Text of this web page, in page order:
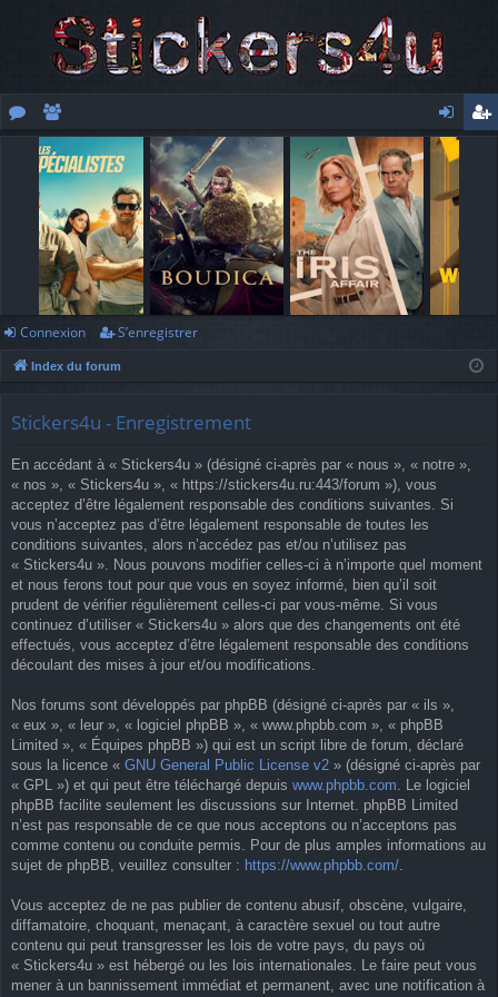
e
m
br
es
o
n
ne
xi
Connexion S’enregistrer
Index du forum
Stickers4u - Enregistrement
En accédant à « Stickers4u » (désigné ci-après par « nous », « notre »,
« nos », « Stickers4u », « https://stickers4u.ru:443/forum »), vous
acceptez d’être légalement responsable des conditions suivantes. Si
vous n’acceptez pas d’être légalement responsable de toutes les
conditions suivantes, alors n’accédez pas et/ou n’utilisez pas
« Stickers4u ». Nous pouvons modifier celles-ci à n’importe quel moment
et nous ferons tout pour que vous en soyez informé, bien qu’il soit
prudent de vérifier régulièrement celles-ci par vous-même. Si vous
continuez d’utiliser « Stickers4u » alors que des changements ont été
effectués, vous acceptez d’être légalement responsable des conditions
découlant des mises à jour et/ou modifications.
Nos forums sont développés par phpBB (désigné ci-après par « ils »,
« eux », « leur », « logiciel phpBB », « www.phpbb.com », « phpBB
Limited », « Équipes phpBB ») qui est un script libre de forum, déclaré
sous la licence « GNU General Public License v2 » (désigné ci-après par
« GPL ») et qui peut être téléchargé depuis www.phpbb.com . Le logiciel
phpBB facilite seulement les discussions sur Internet. phpBB Limited
n’est pas responsable de ce que nous acceptons ou n’acceptons pas
comme contenu ou conduite permis. Pour de plus amples informations au
sujet de phpBB, veuillez consulter : https://www.phpbb.com/
Vous acceptez de ne pas publier de contenu abusif, obscène, vulgaire,
diffamatoire, choquant, menaçant, à caractère sexuel ou tout autre
contenu qui peut transgresser les lois de votre pays, du pays où
« Stickers4u » est hébergé ou les lois internationales. Le faire peut vous
mener à un bannissement immédiat et permanent, avec une notification à